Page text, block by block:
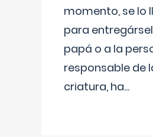
momento, se lo
para
papá o a la
responsable de
criatura, ha...